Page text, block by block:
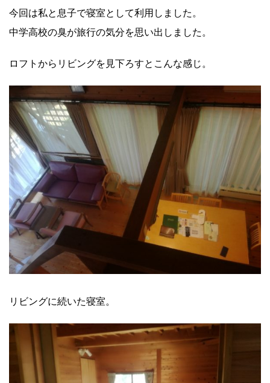
今回は私と息子で寝室として利用しました。
中学高校の臭が旅行の気分を思い出しました。
ロフトからリビングを見下ろすとこんな感じ。
リビングに続いた寝室。